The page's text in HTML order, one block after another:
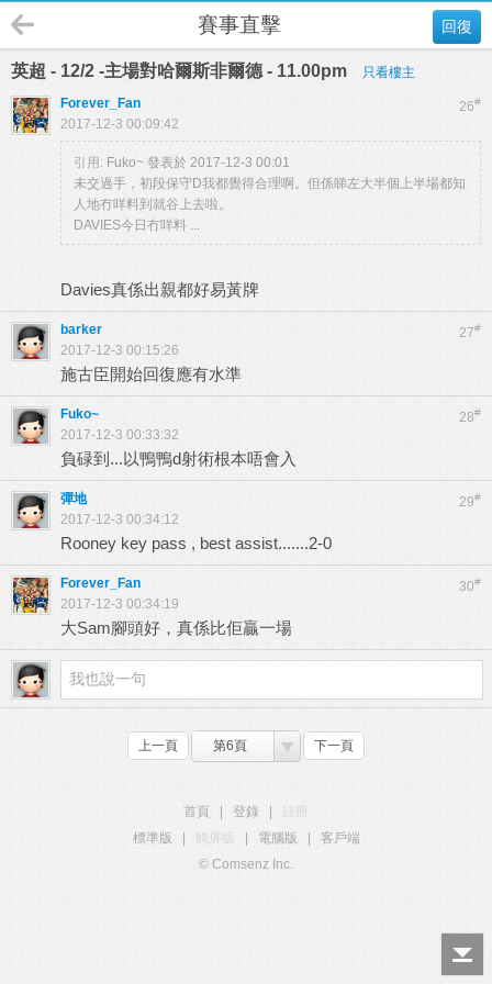
回復
賽事直擊
英超 - 12/2 -主場對哈爾斯非爾德 - 11.00pm 只看樓主
26#
Forever_Fan
2017-12-3 00:09:42
引用: Fuko~ 發表於 2017-12-3 00:01
未交過手，初段保守D我都覺得合理啊。但係睇左大半個上半場都知
人地冇咩料到就谷上去啦。
DAVIES今日冇咩料 ...
Davies真係出親都好易黃牌
27#
barker
2017-12-3 00:15:26
施古臣開始回復應有水準
28#
Fuko~
2017-12-3 00:33:32
負碌到...以鴨鴨d射術根本唔會入
29#
彈地
2017-12-3 00:34:12
Rooney key pass , best assist.......2-0
30#
Forever_Fan
2017-12-3 00:34:19
大Sam腳頭好，真係比佢贏一場
上一頁 第6頁 下一頁
首頁 登錄
標準版
觸屏版 電腦版
客戶端
© Comsenz Inc.